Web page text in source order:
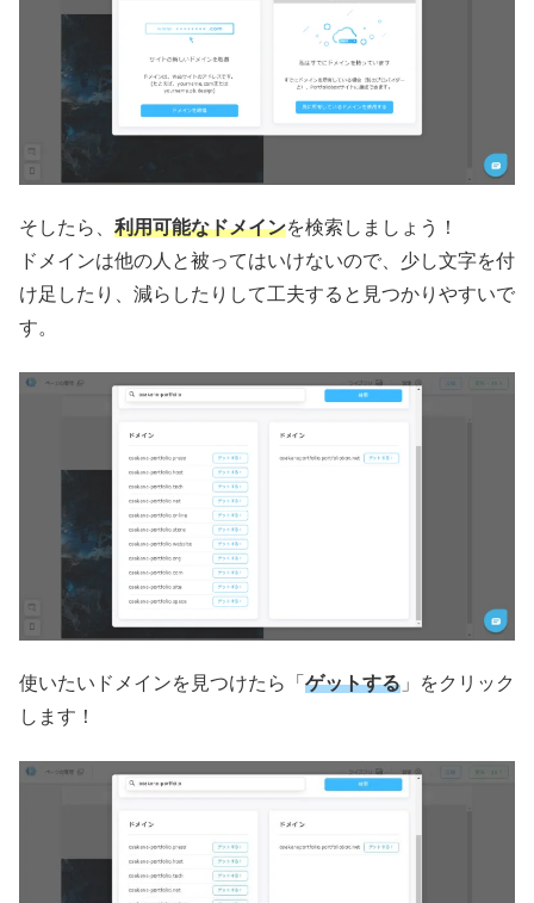
そしたら、 利用可能なドメインを検索しましょう！
ドメインは他の人と被ってはいけないので、少し文字を付
け足したり、減らしたりして工夫すると見つかりやすいで
す。
使いたいドメインを見つけたら「 ゲットする 」をクリック
します！